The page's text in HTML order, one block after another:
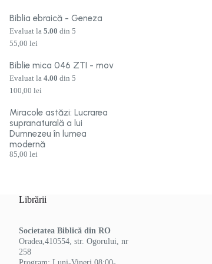
Biblia ebraică - Geneza
Evaluat la5.00 din 5
55,00lei
Biblie mica 046 ZTI - mov
Evaluat la4.00 din 5
100,00lei
Miracole astăzi: Lucrarea
supranaturală a lui
Dumnezeu în lumea
modernă
85,00lei
Librării
Societatea Biblică din RO
Oradea,410554, str. Ogorului, nr
258